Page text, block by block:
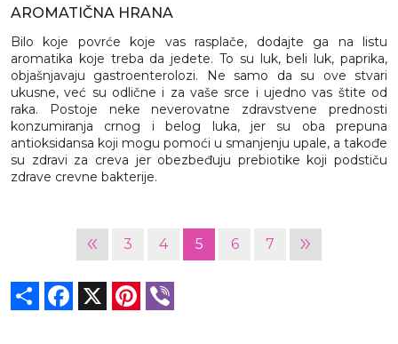
AROMATIČNA HRANA
Bilo koje povrće koje vas rasplače, dodajte ga na listu
aromatika koje treba da jedete. To su luk, beli luk, paprika,
objašnjavaju gastroenterolozi. Ne samo da su ove stvari
ukusne, već su odlične i za vaše srce i ujedno vas štite od
raka. Postoje neke neverovatne zdravstvene prednosti
konzumiranja crnog i belog luka, jer su oba prepuna
antioksidansa koji mogu pomoći u smanjenju upale, a takođe
su zdravi za creva jer obezbeđuju prebiotike koji podstiču
zdrave crevne bakterije.
« 3 4 5 6 7 »
Share Facebook Pinterest